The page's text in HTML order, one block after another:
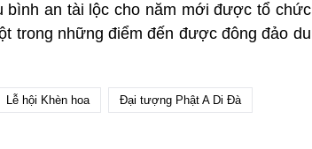
bình an tài lộc cho năm mới được tổ chức
trong những điểm đến được đông đảo du
Lễ hội Khèn hoa Đại tượng Phật A Di Đà